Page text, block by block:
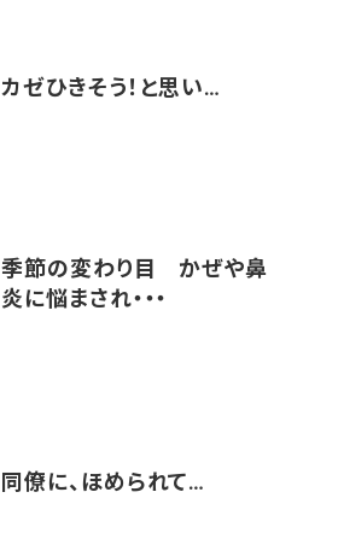
カゼひきそう！と思い…
季節の変わり目 かぜや鼻
炎に悩まされ・・・
同僚に、ほめられて…